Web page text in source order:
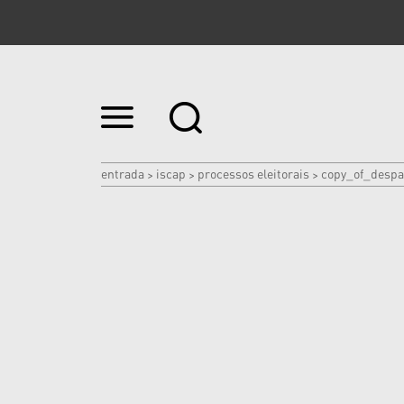
Ir
para
|
Ir
entrada > iscap > processos eleitorais >